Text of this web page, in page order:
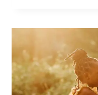
DOS
MAIS
DE
75
IDEIAS
PARA